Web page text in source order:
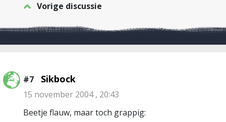
Vorige discussie
#7 Sikbock
15 november 2004 , 20:43
Beetje flauw, maar toch grappig: